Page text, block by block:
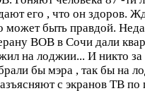
его , что он здоров.
может быть правдой.
ВОВ в Сочи дали
на лоджии... И никто
бы мэра , так бы на
с экранов ТВ по